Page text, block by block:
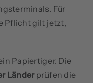
Für
Pflicht gilt jetzt,
Papiertiger. Die
Länderprüfen die